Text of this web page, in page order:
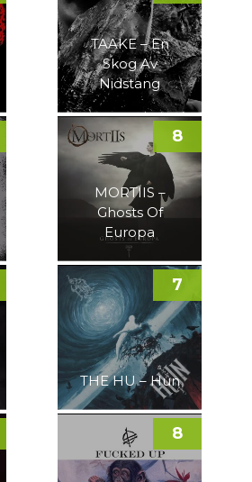
TAAKE – En
Skog Av
Nidstang
MORTIIS –
Ghosts Of
Europa
8
THE HU – Hun
7
8